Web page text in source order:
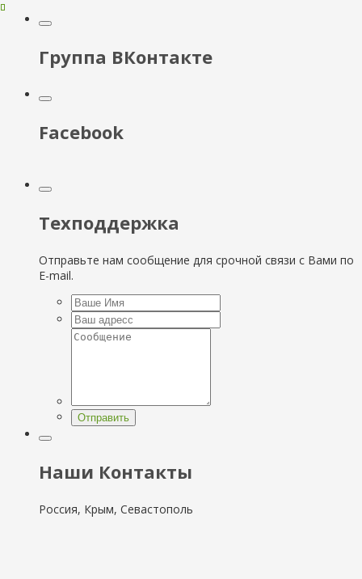
Группа ВКонтакте
Facebook
Техподдержка
Отправьте нам сообщение для срочной связи с Вами по
E-mail.
Отправить
Наши Контакты
Россия, Крым, Севастополь